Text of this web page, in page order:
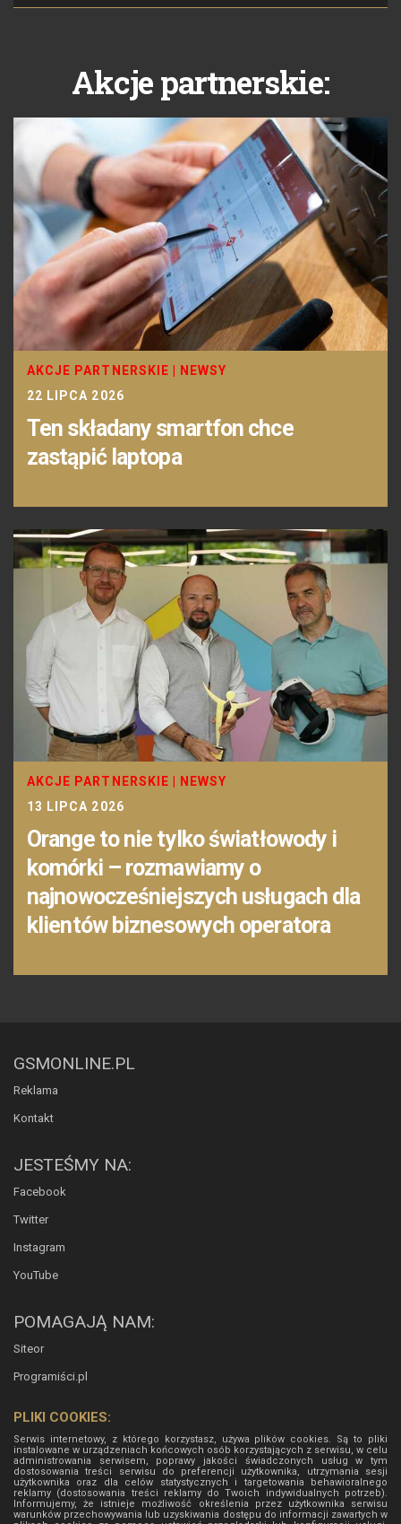
Akcje partnerskie:
AKCJE PARTNERSKIE | NEWSY
22 LIPCA 2026
Ten składany smartfon chce
zastąpić laptopa
AKCJE PARTNERSKIE
NEWSY
13 LIPCA 2026
Orange to nie tylko światłowody i
komórki – rozmawiamy o
najnowocześniejszych usługach dla
klientów biznesowych operatora
GSMONLINE.PL
Reklama
Kontakt
JESTEŚMY NA:
Facebook
Twitter
Instagram
YouTube
POMAGAJĄ NAM:
Siteor
Programiści.pl
PLIKI COOKIES:
Serwis internetowy, z którego korzystasz, używa plików cookies. Są to pliki
instalowane w urządzeniach końcowych osób korzystających z serwisu, w celu
administrowania serwisem, poprawy jakości świadczonych usług w tym
dostosowania treści serwisu do preferencji użytkownika, utrzymania sesji
użytkownika oraz dla celów statystycznych i targetowania behawioralnego
reklamy (dostosowania treści reklamy do Twoich indywidualnych potrzeb).
Informujemy, że istnieje możliwość określenia przez użytkownika serwisu
warunków przechowywania lub uzyskiwania dostępu do informacji zawartych w